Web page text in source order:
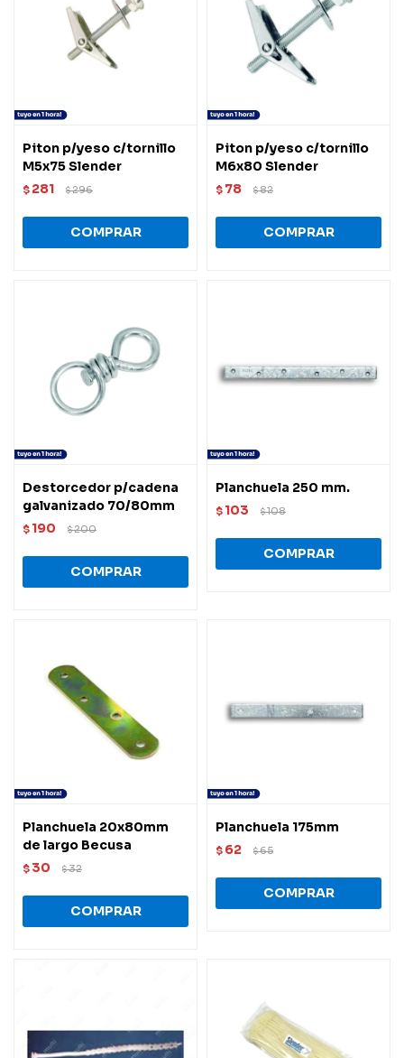
Piton p/yeso c/tornillo
M5x75 Slender
$ 281 $296
Piton p/yeso c/tornillo
M6x80 Slender
$ 78 $82
Destorcedor p/cadena
galvanizado 70/80mm
$ 190 $200
Planchuela 250 mm.
$ 103 $108
Planchuela 20x80mm
de largo Becusa
$ 30 $32
Planchuela 175mm
$ 62 $65